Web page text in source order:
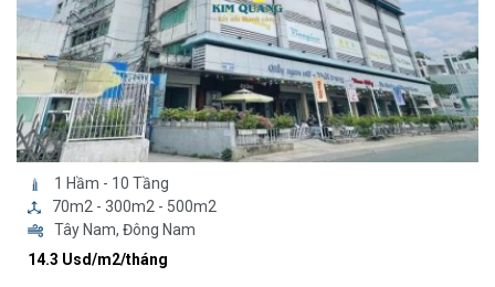
1 Hầm - 10 Tầng
70m2 - 300m2 - 500m2
Tây Nam, Đông Nam
14.3 Usd/m2/tháng